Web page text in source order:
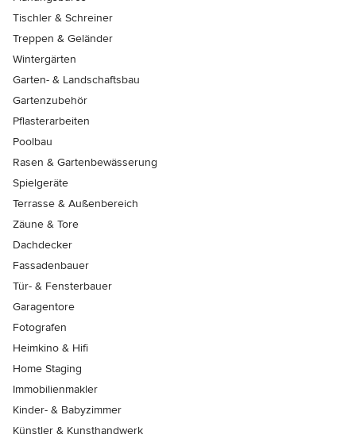
Tischler & Schreiner
Treppen & Geländer
Wintergärten
Garten- & Landschaftsbau
Gartenzubehör
Pflasterarbeiten
Poolbau
Rasen & Gartenbewässerung
Spielgeräte
Terrasse & Außenbereich
Zäune & Tore
Dachdecker
Fassadenbauer
Tür- & Fensterbauer
Garagentore
Fotografen
Heimkino & Hifi
Home Staging
Immobilienmakler
Kinder- & Babyzimmer
Künstler & Kunsthandwerk